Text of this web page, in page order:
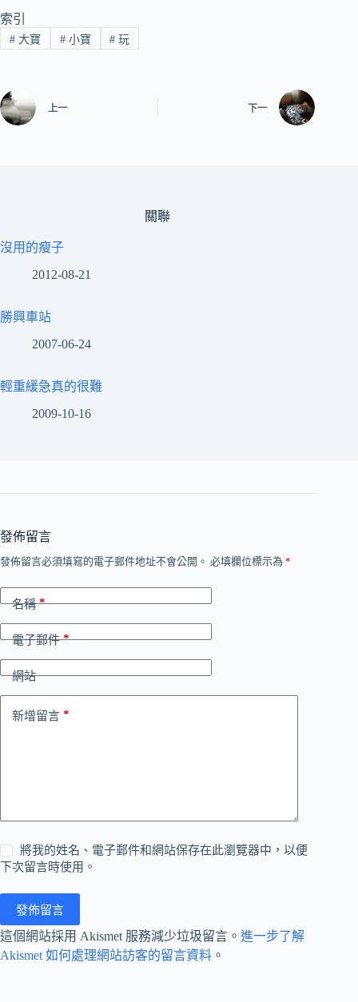
索引
#大寶 #小寶 # 玩
上一 下一
關聯
沒用的瘦子
2012-08-21
勝興車站
2007-06-24
輕重緩急真的很難
2009-10-16
發佈留言
發佈留言必須填寫的電子郵件地址不會公開。 必填欄位標示為 *
名稱*
電子郵件*
網站
新增留言 *
將我的姓名、電子郵件和網站保存在此瀏覽器中，以便
下次留言時使用。
發佈留言
這個網站採用 Akismet 服務減少垃圾留言。 進一步了解
Akismet 如何處理網站訪客的留言資料 。